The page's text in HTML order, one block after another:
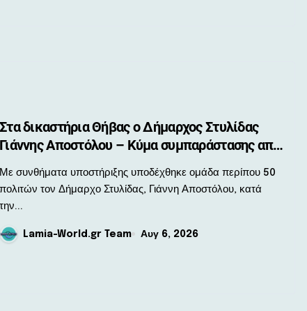
Στα δικαστήρια Θήβας ο Δήμαρχος Στυλίδας
Γιάννης Αποστόλου – Κύμα συμπαράστασης από
Με συνθήματα υποστήριξης υποδέχθηκε ομάδα περίπου 50
πολιτών τον Δήμαρχο Στυλίδας, Γιάννη Αποστόλου, κατά
την...
Lamia-World.gr Team Αυγ 6, 2026